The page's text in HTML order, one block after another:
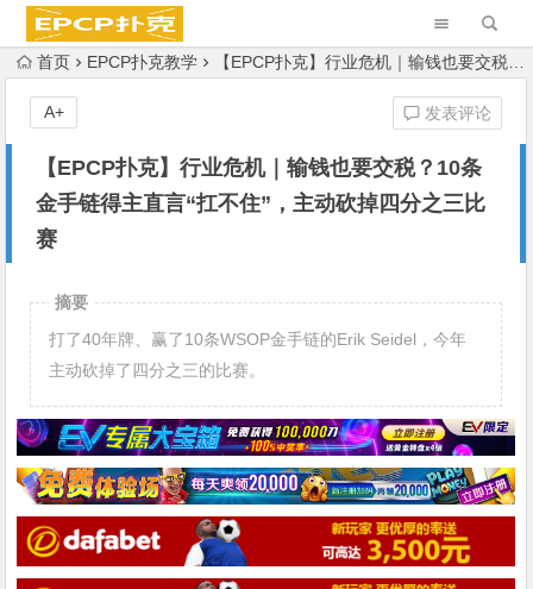
首页 EPCP扑克教学 【EPCP扑克】行业危机｜输钱也要交税？10条金手链得主直言“扛不住”，主动砍掉四分之三比赛
【EPCP扑克】行业危机｜输钱也要交税？10条
金手链得主直言“扛不住”，主动砍掉四分之三比
赛
发表评论
A+
摘要
打了40年牌、赢了10条WSOP金手链的Erik Seidel，今年
主动砍掉了四分之三的比赛。